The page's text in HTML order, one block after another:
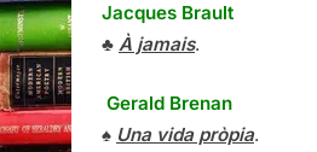
Jacques Brault
♣ À jamais.
Gerald Brenan
♠ Una vida pròpia.